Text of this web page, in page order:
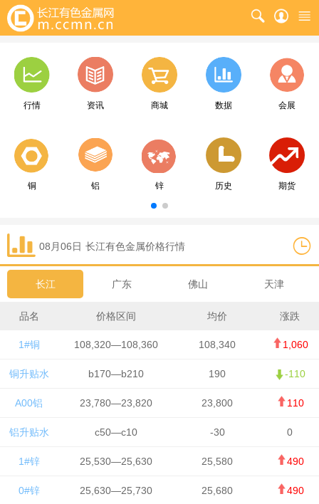
行情 资讯 商城 数据 会展
铜 铝 锌 历史 期货
08月06日 长江有色金属价格行情
长江 广东 佛山 天津
品名 价格区间 均价 涨跌
1#铜 108,320—108,360 108,340 1,060
铜升贴水 b170—b210 190 -110
A00铝 23,780—23,820 23,800 110
铝升贴水 c50—c10 -30 0
1#锌 25,530—25,630 25,580 490
0#锌 25,630—25,730 25,680 490